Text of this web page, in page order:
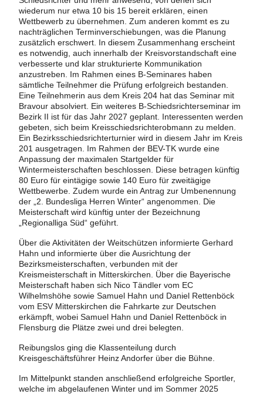
wiederum nur etwa 10 bis 15 bereit erklären, einen
Wettbewerb zu übernehmen. Zum anderen kommt es zu
nachträglichen Terminverschiebungen, was die Planung
zusätzlich erschwert. In diesem Zusammenhang erscheint
es notwendig, auch innerhalb der Kreisvorstandschaft eine
verbesserte und klar strukturierte Kommunikation
anzustreben. Im Rahmen eines B-Seminares haben
sämtliche Teilnehmer die Prüfung erfolgreich bestanden.
Eine Teilnehmerin aus dem Kreis 204 hat das Seminar mit
Bravour absolviert. Ein weiteres B-Schiedsrichterseminar im
Bezirk II ist für das Jahr 2027 geplant. Interessenten werden
gebeten, sich beim Kreisschiedsrichterobmann zu melden.
Ein Bezirksschiedsrichterturnier wird in diesem Jahr im Kreis
201 ausgetragen. Im Rahmen der BEV-TK wurde eine
Anpassung der maximalen Startgelder für
Wintermeisterschaften beschlossen. Diese betragen künftig
80 Euro für eintägige sowie 140 Euro für zweitägige
Wettbewerbe. Zudem wurde ein Antrag zur Umbenennung
der „2. Bundesliga Herren Winter“ angenommen. Die
Meisterschaft wird künftig unter der Bezeichnung
„Regionalliga Süd“ geführt.
Über die Aktivitäten der Weitschützen informierte Gerhard
Hahn und informierte über die Ausrichtung der
Bezirksmeisterschaften, verbunden mit der
Kreismeisterschaft in Mitterskirchen. Über die Bayerische
Meisterschaft haben sich Nico Tändler vom EC
Wilhelmshöhe sowie Samuel Hahn und Daniel Rettenböck
vom ESV Mitterskirchen die Fahrkarte zur Deutschen
erkämpft, wobei Samuel Hahn und Daniel Rettenböck in
Flensburg die Plätze zwei und drei belegten.
Reibungslos ging die Klassenteilung durch
Kreisgeschäftsführer Heinz Andorfer über die Bühne.
Im Mittelpunkt standen anschließend erfolgreiche Sportler,
welche im abgelaufenen Winter und im Sommer 2025